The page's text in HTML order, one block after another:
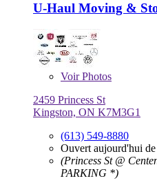
U-Haul Moving &
VoirPhotos
2459 Princess St
Kingston, ON K7M3G1
(613) 549-8880
Ouvert aujourd'hui
(Princess St @
PARKING *)